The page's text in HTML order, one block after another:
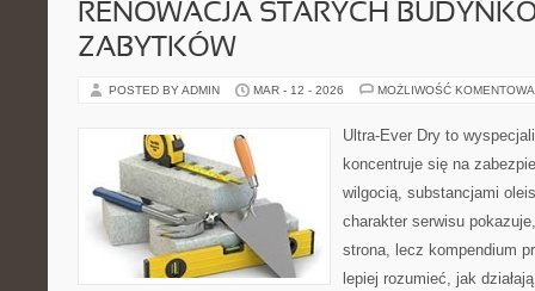
RENOWACJA STARYCH
ZABYTKÓW
POSTED BY ADMIN MAR - 12 - 2026 MOŻLIWOŚĆ
Ultra-Ever Dry to
koncentruje się na
wilgocią, substancjami
charakter serwisu
strona, lecz kompendium
lepiej rozumieć, jak